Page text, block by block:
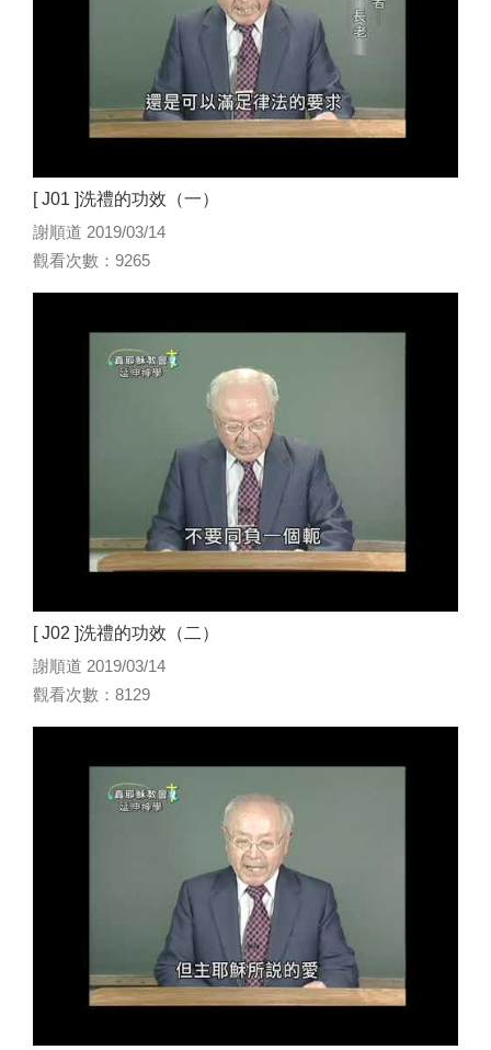
[ J01 ]洗禮的功效（一）
謝順道 2019/03/14
觀看次數：9265
[ J02 ]洗禮的功效（二）
謝順道 2019/03/14
觀看次數：8129